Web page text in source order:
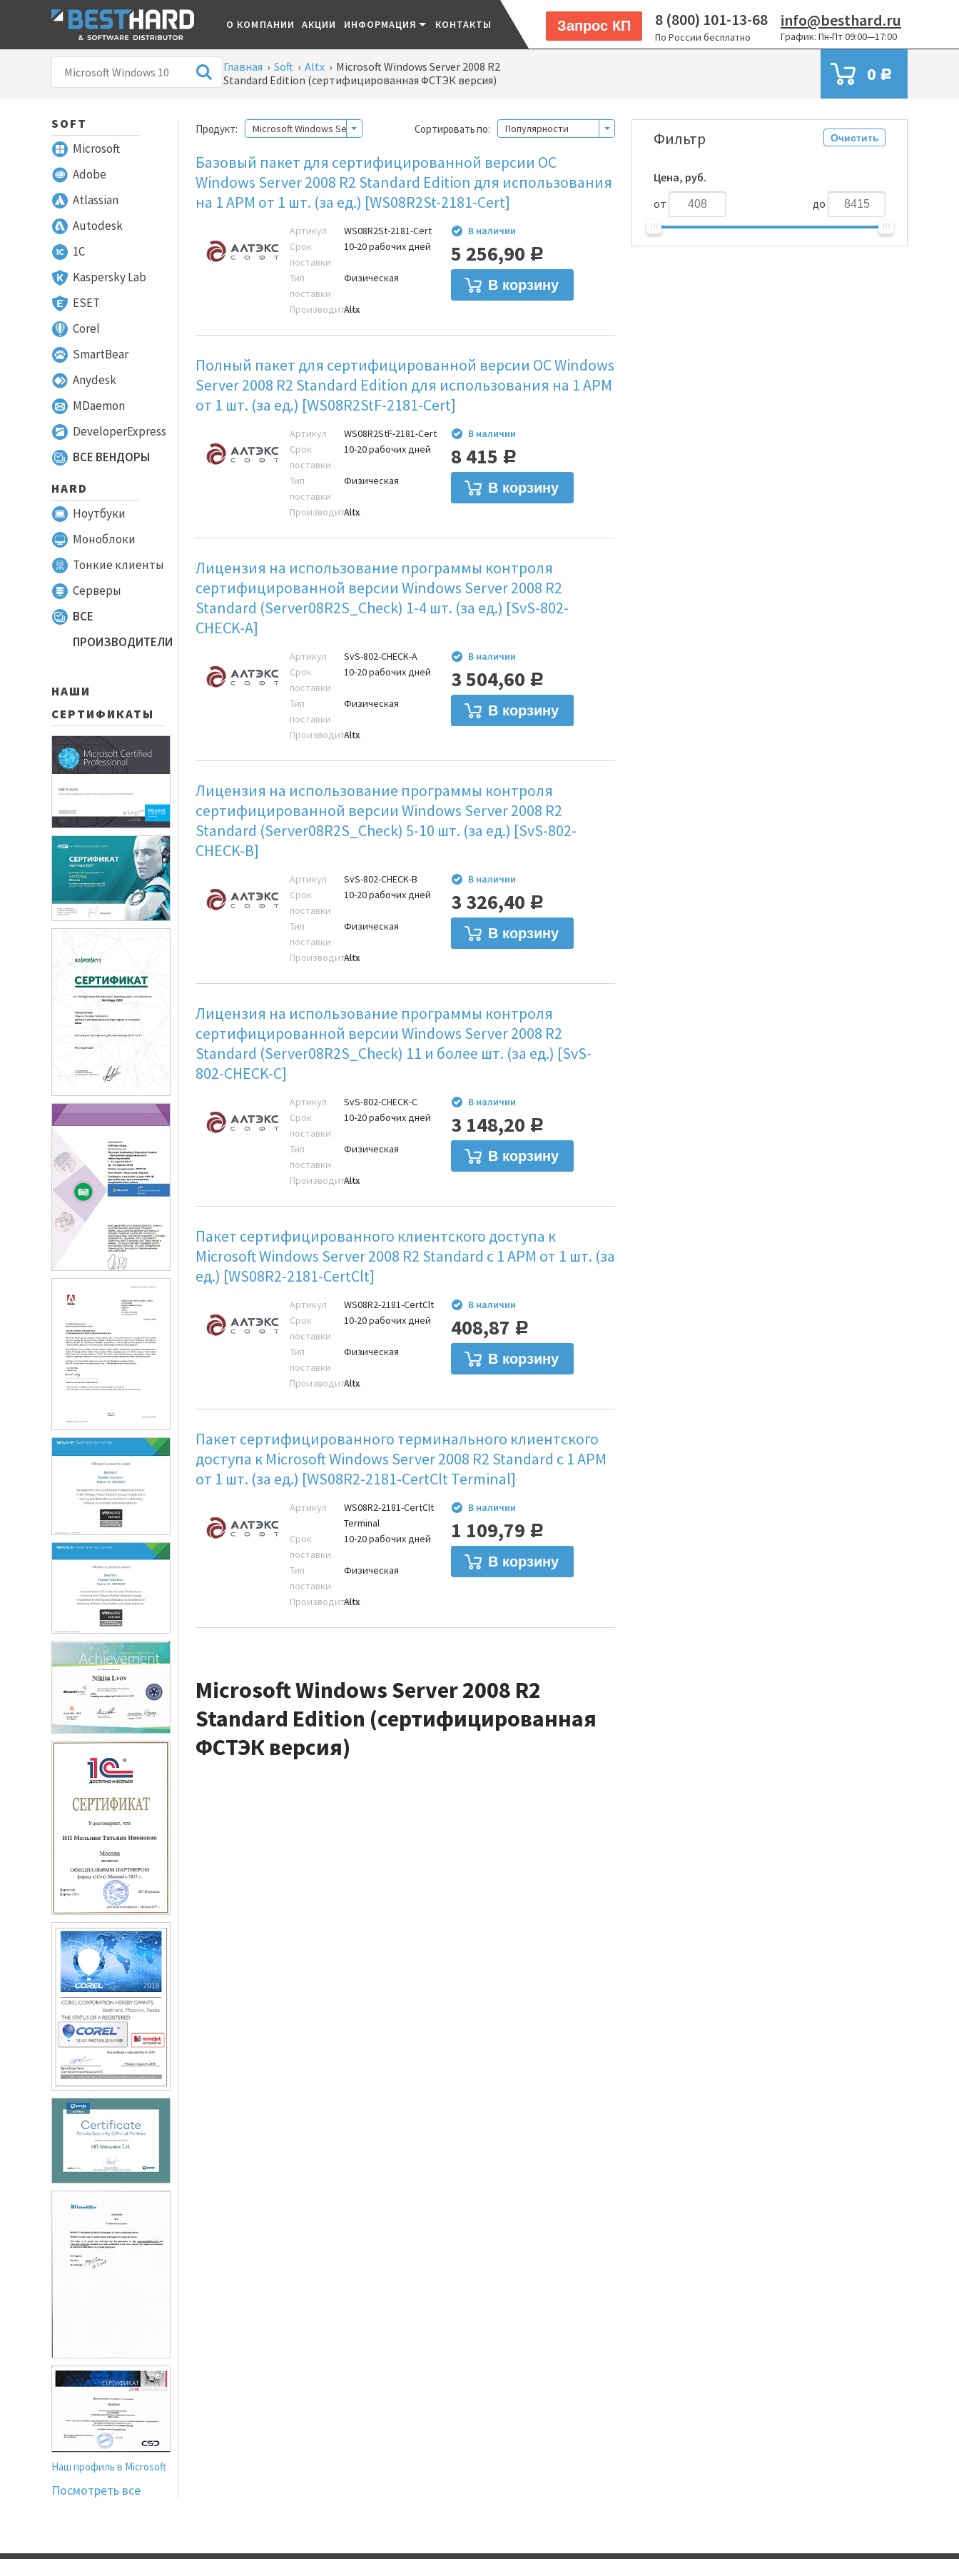
О КОМПАНИИ АКЦИИ ИНФОРМАЦИЯ КОНТАКТЫ Запрос КП 8 (800) 101-13-68
По России бесплатно
info@besthard.ru
График: Пн-Пт 09:00—17:00
Главная › Soft › Altx › Microsoft Windows Server 2008 R2
Standard Edition (сертифицированная ФСТЭК версия)
0 Р
SOFT
Microsoft
Adobe
Atlassian
Autodesk
1С
Kaspersky Lab
ESET
Corel
SmartBear
Anydesk
MDaemon
DeveloperExpress
ВСЕ ВЕНДОРЫ
HARD
Ноутбуки
Моноблоки
Тонкие клиенты
Серверы
ВСЕ
ПРОИЗВОДИТЕЛИ
НАШИ
СЕРТИФИКАТЫ
Наш профиль в Microsoft
Посмотреть все
Фильтр Очистить
Цена, руб.
от
до
Продукт: Microsoft Windows Server 2008 R2 Standard Edition (сертифицированная ФСТЭК версия)
Сортировать по: Популярности
Базовый пакет для сертифицированной версии ОС
Windows Server 2008 R2 Standard Edition для использования
на 1 АРМ от 1 шт. (за ед.) [WS08R2St-2181-Cert]
Артикул
WS08R2St-2181-Cert
Срок
поставки
10-20 рабочих дней
Тип
поставки
Физическая
Производитель
Altx
В наличии
5 256,90 Р
Полный пакет для сертифицированной версии ОС Windows
Server 2008 R2 Standard Edition для использования на 1 АРМ
от 1 шт. (за ед.) [WS08R2StF-2181-Cert]
Артикул
WS08R2StF-2181-Cert
Срок
поставки
10-20 рабочих дней
Тип
поставки
Физическая
Производитель
Altx
В наличии
8 415 Р
Лицензия на использование программы контроля
сертифицированной версии Windows Server 2008 R2
Standard (Server08R2S_Check) 1-4 шт. (за ед.) [SvS-802-
CHECK-A]
Артикул
SvS-802-CHECK-A
Срок
поставки
10-20 рабочих дней
Тип
поставки
Физическая
Производитель
Altx
В наличии
3 504,60 Р
Лицензия на использование программы контроля
сертифицированной версии Windows Server 2008 R2
Standard (Server08R2S_Check) 5-10 шт. (за ед.) [SvS-802-
CHECK-B]
Артикул
SvS-802-CHECK-B
Срок
поставки
10-20 рабочих дней
Тип
поставки
Физическая
Производитель
Altx
В наличии
3 326,40 Р
Лицензия на использование программы контроля
сертифицированной версии Windows Server 2008 R2
Standard (Server08R2S_Check) 11 и более шт. (за ед.) [SvS-
802-CHECK-C]
Артикул
SvS-802-CHECK-C
Срок
поставки
10-20 рабочих дней
Тип
поставки
Физическая
Производитель
Altx
В наличии
3 148,20 Р
Пакет сертифицированного клиентского доступа к
Microsoft Windows Server 2008 R2 Standard с 1 АРМ от 1 шт. (за
ед.) [WS08R2-2181-CertClt]
Артикул
WS08R2-2181-CertClt
Срок
поставки
10-20 рабочих дней
Тип
поставки
Физическая
Производитель
Altx
В наличии
408,87 Р
Пакет сертифицированного терминального клиентского
доступа к Microsoft Windows Server 2008 R2 Standard с 1 АРМ
от 1 шт. (за ед.) [WS08R2-2181-CertClt Terminal]
Артикул
WS08R2-2181-CertClt
Terminal
Срок
поставки
10-20 рабочих дней
Тип
поставки
Физическая
Производитель
Altx
В наличии
1 109,79 Р
Microsoft Windows Server 2008 R2
Standard Edition (сертифицированная
ФСТЭК версия)